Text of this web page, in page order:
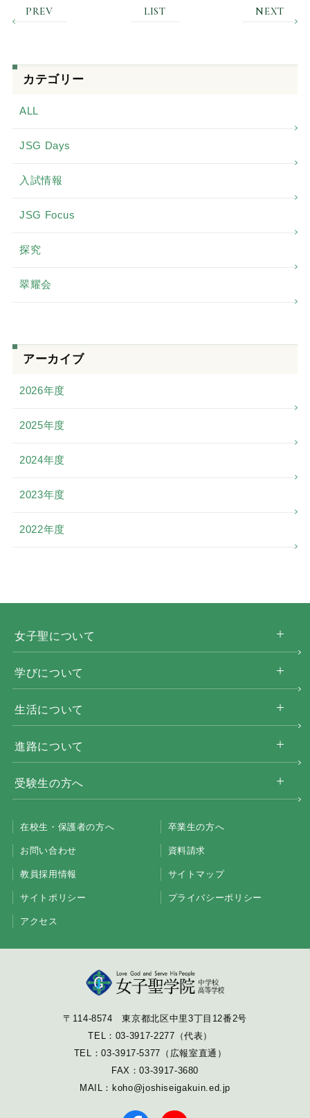
PREV LIST NEXT
カテゴリー
ALL
JSG Days
入試情報
JSG Focus
探究
翠耀会
アーカイブ
2026年度
2025年度
2024年度
2023年度
2022年度
女子聖について
学びについて
生活について
進路について
受験生の方へ
在校生・保護者の方へ 卒業生の方へ
お問い合わせ 資料請求
教員採用情報 サイトマップ
サイトポリシー プライバシーポリシー
アクセス
〒114-8574 東京都北区中里3丁目12番2号
TEL： 03-3917-2277 （代表）
TEL：03-3917-5377 （広報室直通）
FAX：03-3917-3680
MAIL：koho@joshiseigakuin.ed.jp